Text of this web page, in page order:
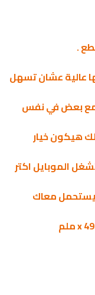
.
عالية عشان تسهل
مع بعض في نفس
هيكون خيار
الموبايل اكتر
معاك